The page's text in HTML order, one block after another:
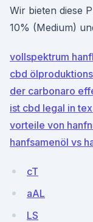
Wir bieten diese
10% (Medium)
vollspektrum
cbd
der carbonaro
ist cbd legal in
vorteile von
hanfsamenöl vs
cT
aAL
LS